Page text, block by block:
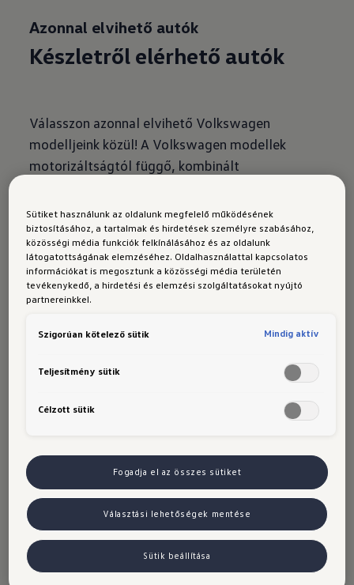
Azonnal elvihető autók
Készletről elérhető autók
Válasszon azonnal elvihető Volkswagen
modelljeink közül! A Volkswagen modellek
motorizáltságtól függő, kombinált
kibocsátása: 118-277 g/km. A megadott
értékek a típusjóváhagyás során rögzített, gyári
felszereltségekkel kerültek megállapításra. A
nevezett értékek nem egyes járművekre
vonatkoznak, nem részei a tájékoztatónak,
összehasonlítására szolgálnak, a 715/2007/EK
megfelelően. Ezen értékeket egyes
többletfelszereltségek, tartozékok, valamint a
befolyásolják. A képen látható képkocsik
illusztrációk.
További információ
E-mobilitás
Sütiket használunk az oldalunk megfelelő működésének
biztosításához, a tartalmak és hirdetések személyre szabásához,
közösségi média funkciók felkínálásához és az oldalunk
látogatottságának elemzéséhez. Oldalhasználattal kapcsolatos
információkat is megosztunk a közösségi média területén
tevékenykedő, a hirdetési és elemzési szolgáltatásokat nyújtó
partnereinkkel.
Szigorúan kötelező sütik Mindig aktív
Teljesítmény sütik
Célzott sütik
Fogadja el az összes sütiket
Választási lehetőségek mentése
Sütik beállítása